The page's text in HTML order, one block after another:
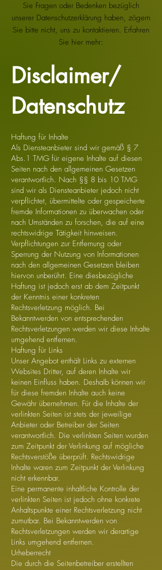
Sie Fragen oder Bedenken bezüglich
unserer Datenschutzerklärung haben, zögern
Sie bitte nicht, uns zu kontaktieren. Erfahren
Sie hier mehr:
Disclaimer/
Datenschutz
Haftung für Inhalte
Als Diensteanbieter sind wir gemäß § 7
Abs.1 TMG für eigene Inhalte auf diesen
Seiten nach den allgemeinen Gesetzen
verantwortlich. Nach §§ 8 bis 10 TMG
sind wir als Diensteanbieter jedoch nicht
verpflichtet, übermittelte oder gespeicherte
fremde Informationen zu überwachen oder
nach Umständen zu forschen, die auf eine
rechtswidrige Tätigkeit hinweisen.
Verpflichtungen zur Entfernung oder
Sperrung der Nutzung von Informationen
nach den allgemeinen Gesetzen bleiben
hiervon unberührt. Eine diesbezügliche
Haftung ist jedoch erst ab dem Zeitpunkt
der Kenntnis einer konkreten
Rechtsverletzung möglich. Bei
Bekanntwerden von entsprechenden
Rechtsverletzungen werden wir diese Inhalte
umgehend entfernen.
Haftung für Links
Unser Angebot enthält Links zu externen
Websites Dritter, auf deren Inhalte wir
keinen Einfluss haben. Deshalb können wir
für diese fremden Inhalte auch keine
Gewähr übernehmen. Für die Inhalte der
verlinkten Seiten ist stets der jeweilige
Anbieter oder Betreiber der Seiten
verantwortlich. Die verlinkten Seiten wurden
zum Zeitpunkt der Verlinkung auf mögliche
Rechtsverstöße überprüft. Rechtswidrige
Inhalte waren zum Zeitpunkt der Verlinkung
nicht erkennbar.
Eine permanente inhaltliche Kontrolle der
verlinkten Seiten ist jedoch ohne konkrete
Anhaltspunkte einer Rechtsverletzung nicht
zumutbar. Bei Bekanntwerden von
Rechtsverletzungen werden wir derartige
Links umgehend entfernen.
Urheberrecht
Die durch die Seitenbetreiber erstellten